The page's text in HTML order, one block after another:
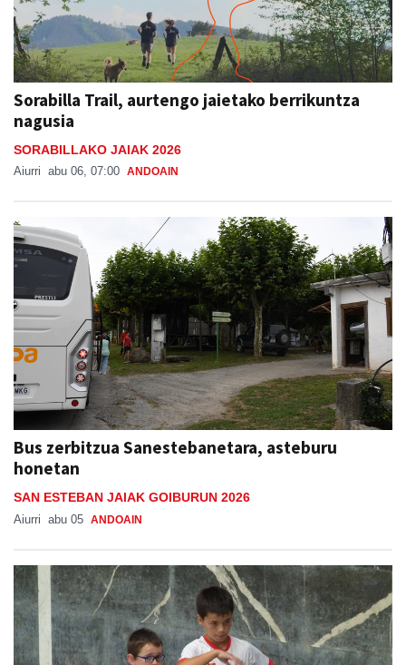
Sorabilla Trail, aurtengo jaietako berrikuntza
nagusia
SORABILLAKO JAIAK 2026
Aiurri abu 06, 07:00 ANDOAIN
Bus zerbitzua Sanestebanetara, asteburu
honetan
SAN ESTEBAN JAIAK GOIBURUN 2026
Aiurri abu 05 ANDOAIN